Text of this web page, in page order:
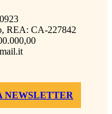
REA: CA-227842
NEWSLETTER